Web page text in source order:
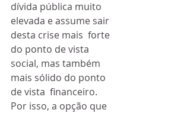
dívida pública muito
elevada e assume sair
desta crise mais  forte
do ponto de vista
social, mas também
mais sólido do ponto
de vista  financeiro.
Por isso, a opção que